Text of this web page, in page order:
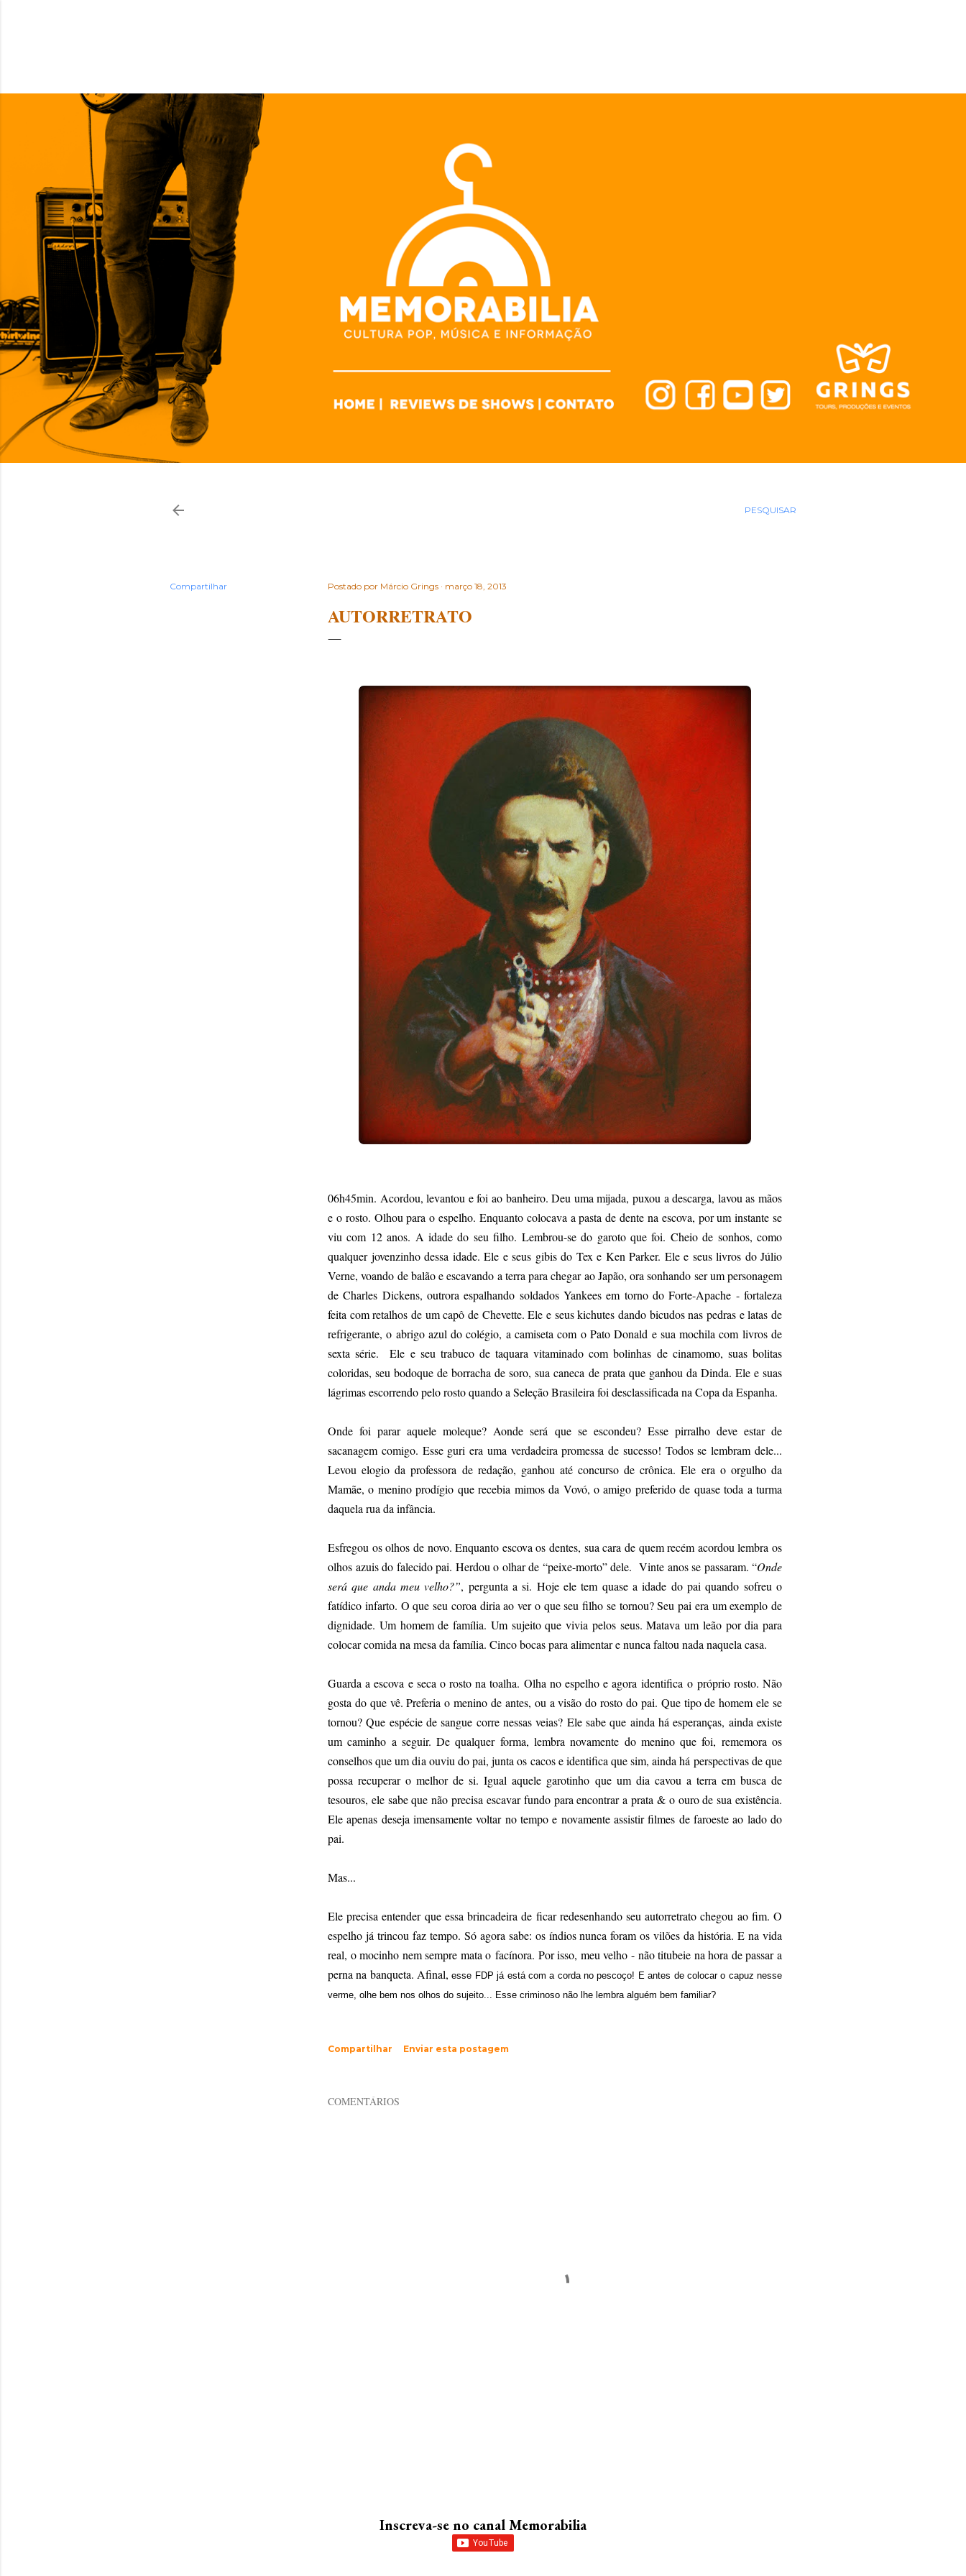
PESQUISAR
Compartilhar Postado por Márcio Grings março 18, 2013
AUTORRETRATO
06h45min. Acordou, levantou e foi ao banheiro. Deu uma mijada, puxou a descarga, lavou as mãos
e o rosto. Olhou para o espelho. Enquanto colocava a pasta de dente na escova, por um instante se
viu com 12 anos. A idade do seu filho. Lembrou-se do garoto que foi. Cheio de sonhos, como
qualquer jovenzinho dessa idade. Ele e seus gibis do Tex e Ken Parker. Ele e seus livros do Júlio
Verne, voando de balão e escavando a terra para chegar ao Japão, ora sonhando ser um personagem
de Charles Dickens, outrora espalhando soldados Yankees em torno do Forte-Apache - fortaleza
feita com retalhos de um capô de Chevette. Ele e seus kichutes dando bicudos nas pedras e latas de
refrigerante, o abrigo azul do colégio, a camiseta com o Pato Donald e sua mochila com livros de
sexta série. Ele e seu trabuco de taquara vitaminado com bolinhas de cinamomo, suas bolitas
coloridas, seu bodoque de borracha de soro, sua caneca de prata que ganhou da Dinda. Ele e suas
lágrimas escorrendo pelo rosto quando a Seleção Brasileira foi desclassificada na Copa da Espanha.
Onde foi parar aquele moleque? Aonde será que se escondeu? Esse pirralho deve estar de
sacanagem comigo. Esse guri era uma verdadeira promessa de sucesso! Todos se lembram dele...
Levou elogio da professora de redação, ganhou até concurso de crônica. Ele era o orgulho da
Mamãe, o menino prodígio que recebia mimos da Vovó, o amigo preferido de quase toda a turma
daquela rua da infância.
Esfregou os olhos de novo. Enquanto escova os dentes, sua cara de quem recém acordou lembra os
olhos azuis do falecido pai. Herdou o olhar de “peixe-morto” dele. Vinte anos se passaram. “Onde
será que anda meu velho?”, pergunta a si. Hoje ele tem quase a idade do pai quando sofreu o
fatídico infarto. O que seu coroa diria ao ver o que seu filho se tornou? Seu pai era um exemplo de
dignidade. Um homem de família. Um sujeito que vivia pelos seus. Matava um leão por dia para
colocar comida na mesa da família. Cinco bocas para alimentar e nunca faltou nada naquela casa.
Guarda a escova e seca o rosto na toalha. Olha no espelho e agora identifica o próprio rosto. Não
gosta do que vê. Preferia o menino de antes, ou a visão do rosto do pai. Que tipo de homem ele se
tornou? Que espécie de sangue corre nessas veias? Ele sabe que ainda há esperanças, ainda existe
um caminho a seguir. De qualquer forma, lembra novamente do menino que foi, rememora os
conselhos que um dia ouviu do pai, junta os cacos e identifica que sim, ainda há perspectivas de que
possa recuperar o melhor de si. Igual aquele garotinho que um dia cavou a terra em busca de
tesouros, ele sabe que não precisa escavar fundo para encontrar a prata & o ouro de sua existência.
Ele apenas deseja imensamente voltar no tempo e novamente assistir filmes de faroeste ao lado do
pai.
Mas...
Ele precisa entender que essa brincadeira de ficar redesenhando seu autorretrato chegou ao fim. O
espelho já trincou faz tempo. Só agora sabe: os índios nunca foram os vilões da história. E na vida
real, o mocinho nem sempre mata ofacínora. Por isso, meu velho - não titubeie na hora de passar a
perna na banqueta. Afinal,esse FDP já está com a corda no pescoço! E antes de colocar o capuz nesse
verme, olhe bem nos olhos do sujeito... Esse criminoso não lhe lembra alguém bem familiar?
Compartilhar Enviar esta postagem
COMENTÁRIOS
Inscreva-se no canal Memorabilia